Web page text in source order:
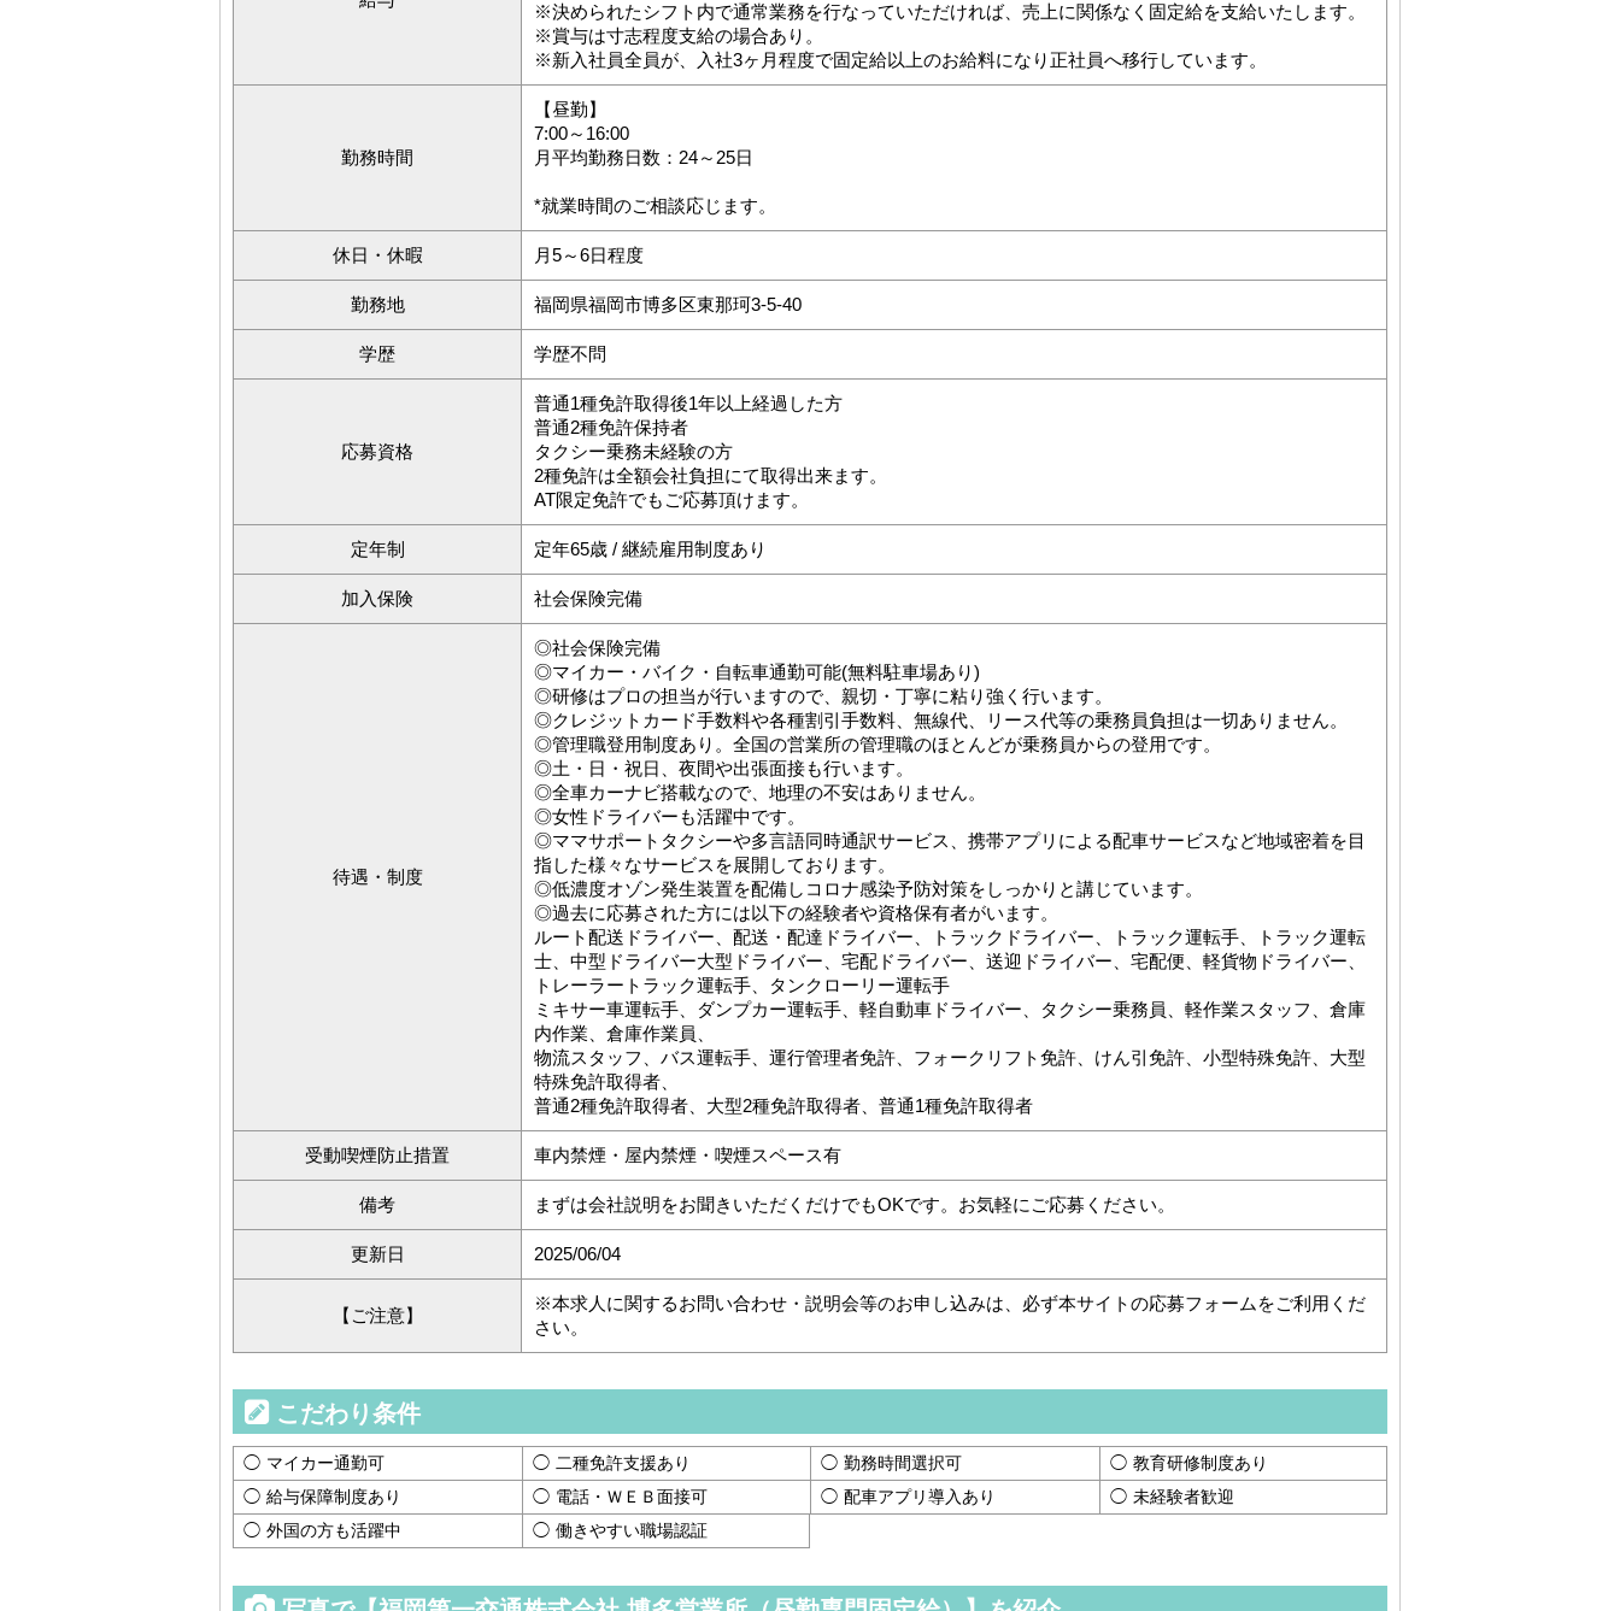
※決められたシフト内で通常業務を行なっていただければ、売上に関係なく固定給を支給いたします。
※賞与は寸志程度支給の場合あり。
※新入社員全員が、入社3ヶ月程度で固定給以上のお給料になり正社員へ移行しています。
勤務時間
【昼勤】
7:00～16:00
月平均勤務日数：24～25日
*就業時間のご相談応じます。
休日・休暇 月5～6日程度
勤務地 福岡県福岡市博多区東那珂3-5-40
学歴 学歴不問
応募資格
普通1種免許取得後1年以上経過した方
普通2種免許保持者
タクシー乗務未経験の方
2種免許は全額会社負担にて取得出来ます。
AT限定免許でもご応募頂けます。
定年制 定年65歳 / 継続雇用制度あり
加入保険 社会保険完備
待遇・制度
◎社会保険完備
◎マイカー・バイク・自転車通勤可能(無料駐車場あり)
◎研修はプロの担当が行いますので、親切・丁寧に粘り強く行います。
◎クレジットカード手数料や各種割引手数料、無線代、リース代等の乗務員負担は一切ありません。
◎管理職登用制度あり。全国の営業所の管理職のほとんどが乗務員からの登用です。
◎土・日・祝日、夜間や出張面接も行います。
◎全車カーナビ搭載なので、地理の不安はありません。
◎女性ドライバーも活躍中です。
◎ママサポートタクシーや多言語同時通訳サービス、携帯アプリによる配車サービスなど地域密着を目
指した様々なサービスを展開しております。
◎低濃度オゾン発生装置を配備しコロナ感染予防対策をしっかりと講じています。
◎過去に応募された方には以下の経験者や資格保有者がいます。
ルート配送ドライバー、配送・配達ドライバー、トラックドライバー、トラック運転手、トラック運転
士、中型ドライバー大型ドライバー、宅配ドライバー、送迎ドライバー、宅配便、軽貨物ドライバー、
トレーラートラック運転手、タンクローリー運転手
ミキサー車運転手、ダンプカー運転手、軽自動車ドライバー、タクシー乗務員、軽作業スタッフ、倉庫
内作業、倉庫作業員、
物流スタッフ、バス運転手、運行管理者免許、フォークリフト免許、けん引免許、小型特殊免許、大型
特殊免許取得者、
普通2種免許取得者、大型2種免許取得者、普通1種免許取得者
受動喫煙防止措置 車内禁煙・屋内禁煙・喫煙スペース有
備考 まずは会社説明をお聞きいただくだけでもOKです。お気軽にご応募ください。
更新日 2025/06/04
【ご注意】
※本求人に関するお問い合わせ・説明会等のお申し込みは、必ず本サイトの応募フォームをご利用くだ
さい。
こだわり条件
マイカー通勤可 二種免許支援あり 勤務時間選択可
教育研修制度あり
給与保障制度あり
電話・ＷＥＢ面接可 配車アプリ導入あり
未経験者歓迎
外国の方も活躍中
働きやすい職場認証